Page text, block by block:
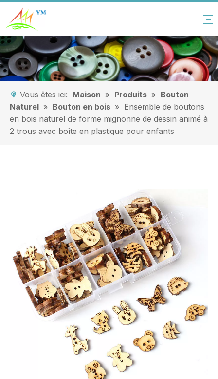
Vous êtes ici: Maison » Produits » Bouton
Naturel » Bouton en bois » Ensemble de boutons
en bois naturel de forme mignonne de dessin animé à
2 trous avec boîte en plastique pour enfants